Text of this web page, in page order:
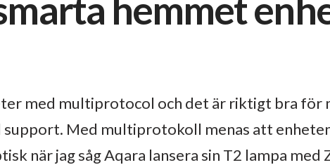
hemmet
med multiprotocol och det är riktigt bra för
Med multiprotokoll menas att
när jag såg Aqara lansera sin T2 lampa med